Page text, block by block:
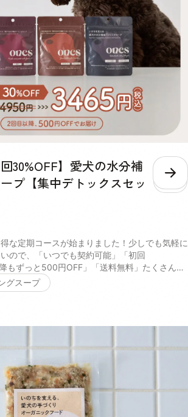
トキクラゲ抽出物】 Purple Yellow Green Blue
粗たん白質 13.7% 11.9% 18.8% 63.5% 粗
2.5% 粗繊維 1.9% 2.4% 3.8% 0.6% 粗灰分
リン 600mg/40g 352mg/40g 520mg/40g
40g 148kcal/40g 160kcal/40g
パック 賞味期限 / 保存方法 未開封の状態
の口をしっかりと決めて、日光・高温多湿の場
後は賞味期限にしっかりと早めにお使いくださ
合わせた必要な水分量や、普段飲んでいるお水
考える量は違います。 愛犬の身体の状態をよ
る水分を補うように考慮して量を調整してくだ
30%OFF】愛犬の水分補
プ【集中デトックスセッ
こ
な定期コースが始まりました！少しでも気軽に
ので、「いつでも契約可能」「初回
もずっと500円OFF」「送料無料」たくさんの
す。お試しください！ ＝＝＝＝＝＝＝＝＝＝
※ 2回目以降は¥4,450、定価から¥500オフでお
回割引が適応されない場合がございます。 ※定
種類変更、契約などがございます。また、2回
期間の変更も可能です。 ＝＝＝＝＝＝＝＝＝
「ones集中デトックスセット」には以下の4
パックを自由に個数を選択して購入が可能で
使った、愛犬が大好きなヤギミルクベースのス
れるアントシアニンやβカロテンが、肝臓や目
グスープ